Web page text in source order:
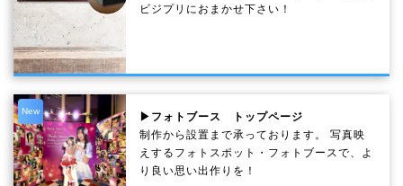
ビジプリにおまかせ下さい！
New
▶フォトブース トップページ
制作から設置まで承っております。 写真映
えするフォトスポット・フォトブースで、よ
り良い思い出作りを！